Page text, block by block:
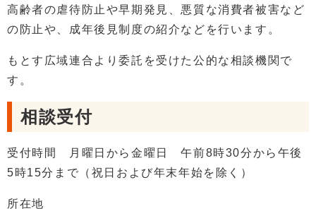
高齢者の虐待防止や早期発見、悪質な消費者被害など
の防止や、成年後見制度の紹介などを行います。
もとす広域連合より委託を受けた公的な相談機関で
す。
相談受付
受付時間 月曜日から金曜日 午前8時30分から午後
5時15分まで（祝日および年末年始を除く）
所在地